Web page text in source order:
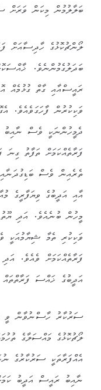
ބަލާލުމުން މިކަން ވަރަށް
ލޯންޗުކޮޅުގެ ހާދިސާއަށް
ބަދަލުގެމުންނެވެ.
ރައީސްއާއި ގާތް ގުޅުމެއް
ވަކިކުރުން ފާހަގަވެއެވެ.
ދެމީހުންނަކީ ވެސް
ފަރާތެއްކަމަށް ތަފާތު
ތެރެއިން ވެސް
އާއި އަދީބުގެ ވިޔަފާރީގެ
މީހުން ބުނެއެވެ. އަދި
ވަކިކުރި ތެމާ ޝިޔާމުއަކީ
ފަރާތެއްކަމަށް ވެއެވެ.
އަދީބުގެ ޚައްސަ
ސަރުކާރު ހާސްނުވާން ވީ
ލޯޗުކޮޅުގެ މައްސަލާގެ
އެއްފަރާތަކީ ސަރުކާރުގެ
ނާއިބު ރައީސް އަދީބު